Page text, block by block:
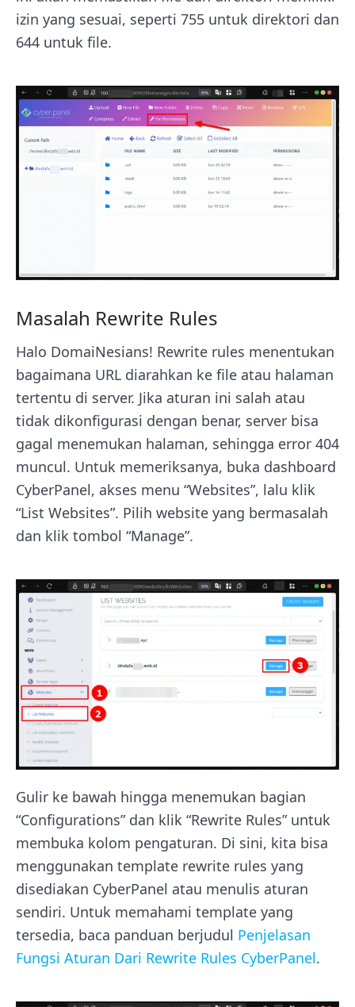
izin yang sesuai, seperti 755 untuk direktori dan
644 untuk file.
Masalah Rewrite Rules
Halo DomaiNesians! Rewrite rules menentukan
bagaimana URL diarahkan ke file atau halaman
tertentu di server. Jika aturan ini salah atau
tidak dikonfigurasi dengan benar, server bisa
gagal menemukan halaman, sehingga error 404
muncul. Untuk memeriksanya, buka dashboard
CyberPanel, akses menu “Websites”, lalu klik
“List Websites”. Pilih website yang bermasalah
dan klik tombol “Manage”.
Gulir ke bawah hingga menemukan bagian
“Configurations” dan klik “Rewrite Rules” untuk
membuka kolom pengaturan. Di sini, kita bisa
menggunakan template rewrite rules yang
disediakan CyberPanel atau menulis aturan
sendiri. Untuk memahami template yang
tersedia, baca panduan berjudul Penjelasan
Fungsi Aturan Dari Rewrite Rules CyberPanel.